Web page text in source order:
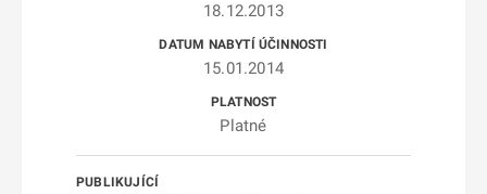
18.12.2013
15.01.2014
Platné